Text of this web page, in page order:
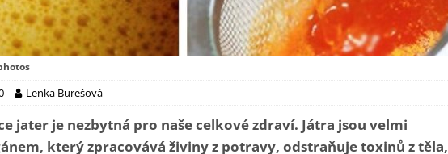
Lenka Burešová
jater je nezbytná pro naše celkové zdraví. Játra jsou velmi
který zpracovává živiny z potravy, odstraňuje toxinů z těla,